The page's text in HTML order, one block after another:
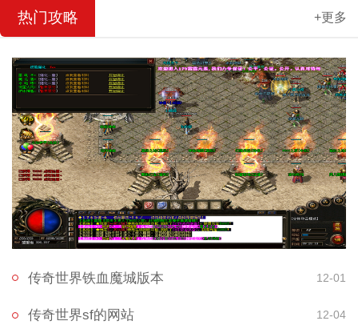
热门攻略 +更多
传奇世界铁血魔城版本 12-01
传奇世界sf的网站 12-04